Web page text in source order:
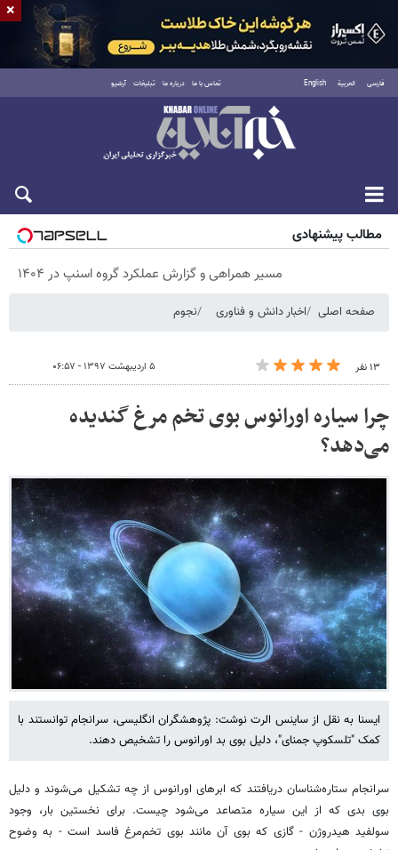
فارسی العربية English تماس با ما درباره ما تبلیغات آرشیو
جمعه ۱۶ مرداد ۱۴۰۵
مطالب پیشنهادی
مسیر همراهی و گزارش عملکرد گروه اسنپ در ۱۴۰۴
صفحه اصلی اخبار دانش و فناوری نجوم
۱۳ نفر ۵ اردیبهشت ۱۳۹۷ - ۰۶:۵۷
چرا سیاره اورانوس بوی تخم مرغ گندیده
می‌دهد؟
ایسنا به نقل از ساینس الرت نوشت: پژوهشگران انگلیسی، سرانجام توانستند با
کمک "تلسکوپ جمنای"، دلیل بوی بد اورانوس را تشخیص دهند.
سرانجام ستاره‌شناسان دریافتند که ابرهای اورانوس از چه تشکیل می‌شوند و دلیل
بوی بدی که از این سیاره متصاعد می‌شود چیست. برای نخستین بار، وجود
سولفید هیدروژن - گازی که بوی آن مانند بوی تخم‌مرغ فاسد است - به وضوح
×